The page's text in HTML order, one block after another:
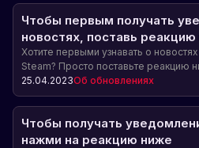
Чтобы первым получать
новостях, поставь
Хотите первыми узнавать о
Steam? Просто поставьте реакцию
уведомления прямо в свои Steam!
25.04.2023Об обновлениях
Чтобы получать
нажми на реакцию ниже